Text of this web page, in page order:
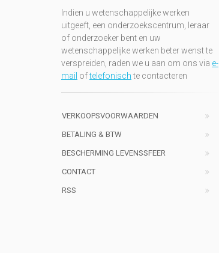
Indien u wetenschappelijke werken
uitgeeft, een onderzoekscentrum, leraar
of onderzoeker bent en uw
wetenschappelijke werken beter wenst te
verspreiden, raden we u aan om ons via e-
mail oftelefonischte contacteren
VERKOOPSVOORWAARDEN
BETALING & BTW
BESCHERMING LEVENSSFEER
CONTACT
RSS